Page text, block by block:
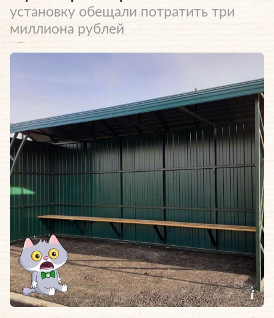
установку обещали потратить три
миллиона рублей